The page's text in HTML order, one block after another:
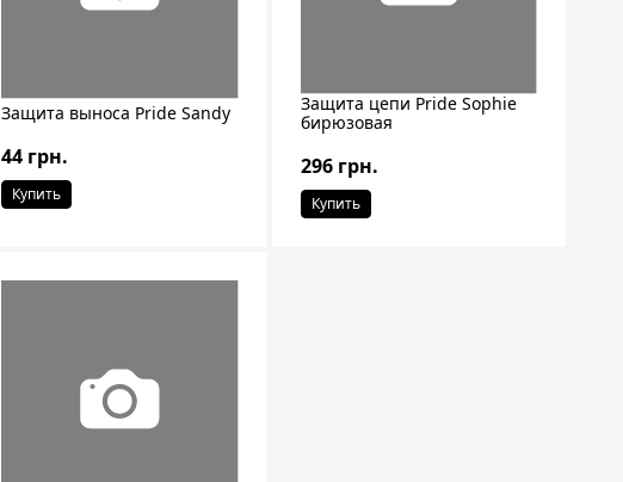
Защита выноса Pride Sandy
44 грн.
Купить
Защита цепи Pride Sophie
бирюзовая
296 грн.
Купить